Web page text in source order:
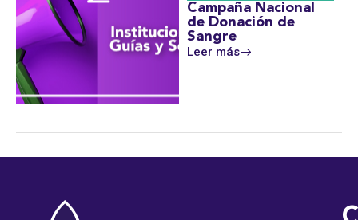
Campaña Nacional
de Donación de
Sangre
Leer más